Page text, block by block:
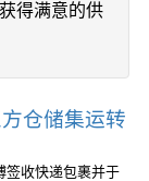
得满意的供
仓储集运转
签收快递包裹并于